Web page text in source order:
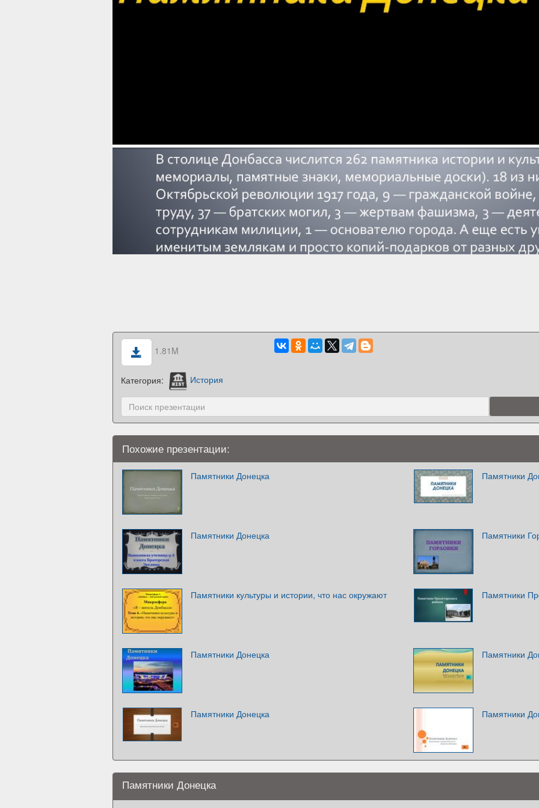
1.81M
Категория: История
Похожие презентации:
Памятники Донецка Памятники
Памятники Донецка Памятники
Памятники культуры и истории, что нас окружают Памятники
Памятники Донецка Памятники
Памятники Донецка Памятники
Памятники Донецка